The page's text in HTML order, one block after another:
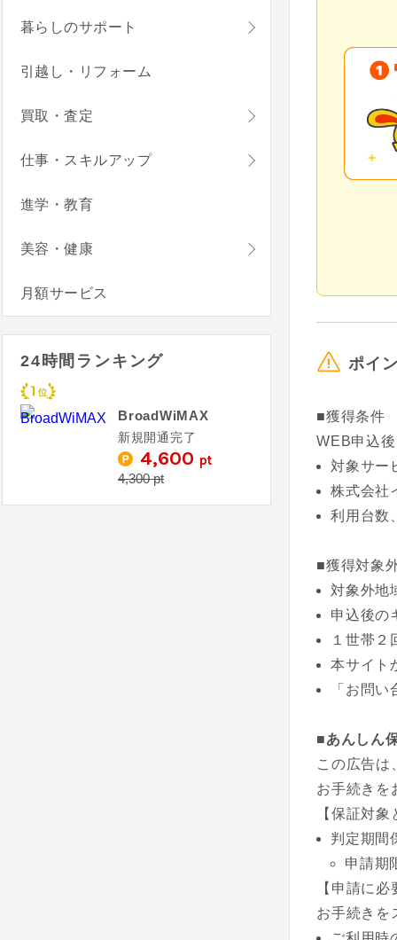
ポイ
■獲得条件
WEB申込
対象サー
株式会社
利用台数
■獲得対象
対象外地
申込後の
１世帯２
本サイト
「お問
■あんしん
この広告は
お手続きを
【保証対
判定期間
申請期
【申請に
お手続きを
暮らしのサポート
引越し・リフォーム
買取・査定
仕事・スキルアップ
進学・教育
美容・健康
月額サービス
24時間ランキング
BroadWiMAX
新規開通完了
4,600 pt
4,300 pt